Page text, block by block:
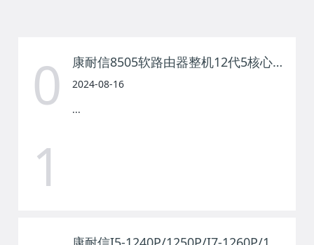
0
1
康耐信8505软路由器整机12代5核心整机DDR5内存6网卡I226 2500M,2.5G迷你小主机电脑工控低功耗爱快PFSENSE
2024-08-16
...